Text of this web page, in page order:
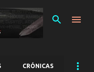
CRÓNICAS